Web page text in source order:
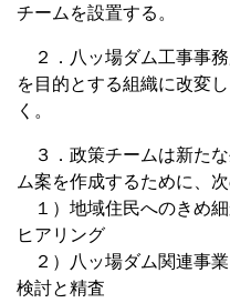
チームを設置する。
２．八ッ場ダム工事事務
を目的とする組織に改変
く。
３．政策チームは新た
ム案を作成するために、
１）地域住民へのきめ
ヒアリング
２）八ッ場ダム関連事
検討と精査